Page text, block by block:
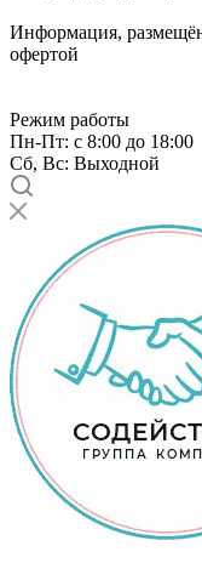
Информация,
офертой
Режим работы
Пн-Пт: с 8:00 до 18:00
Сб, Вс: Выходной